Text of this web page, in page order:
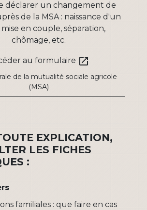
déclarer un changement de
de la MSA : naissance d'un
en couple, séparation,
chômage, etc.
au formulaire open_in_new
de la mutualité sociale agricole
(MSA)
EXPLICATION,
LES FICHES
:
familiales : que faire en cas